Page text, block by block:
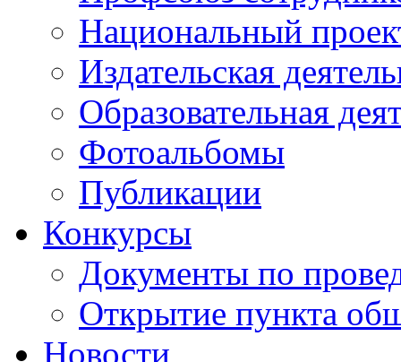
Национальный
Издательская
Образовательная
Фотоальбомы
Публикации
Конкурсы
Документы по
Открытие пункта
Новости